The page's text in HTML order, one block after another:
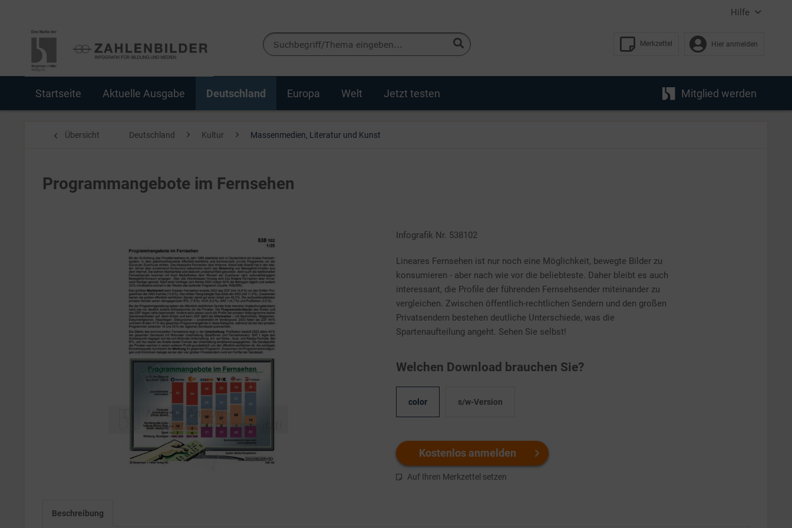
Hilfe
Merkzettel Hier anmelden
Startseite Aktuelle Ausgabe Deutschland Europa Welt Jetzt testen Mitglied werden
Übersicht Deutschland Kultur Massenmedien, Literatur und Kunst
Programmangebote im Fernsehen
Infografik Nr. 538102
Lineares Fernsehen ist nur noch eine Möglichkeit, bewegte Bilder zu
konsumieren - aber nach wie vor die beliebteste. Daher bleibt es auch
interessant, die Profile der führenden Fernsehsender miteinander zu
vergleichen. Zwischen öffentlich-rechtlichen Sendern und den großen
Privatsendern bestehen deutliche Unterschiede, was die
Spartenaufteilung angeht. Sehen Sie selbst!
Welchen Download brauchen Sie?
color s/w-Version
Kostenlos anmelden
Auf Ihren Merkzettel setzen
Beschreibung